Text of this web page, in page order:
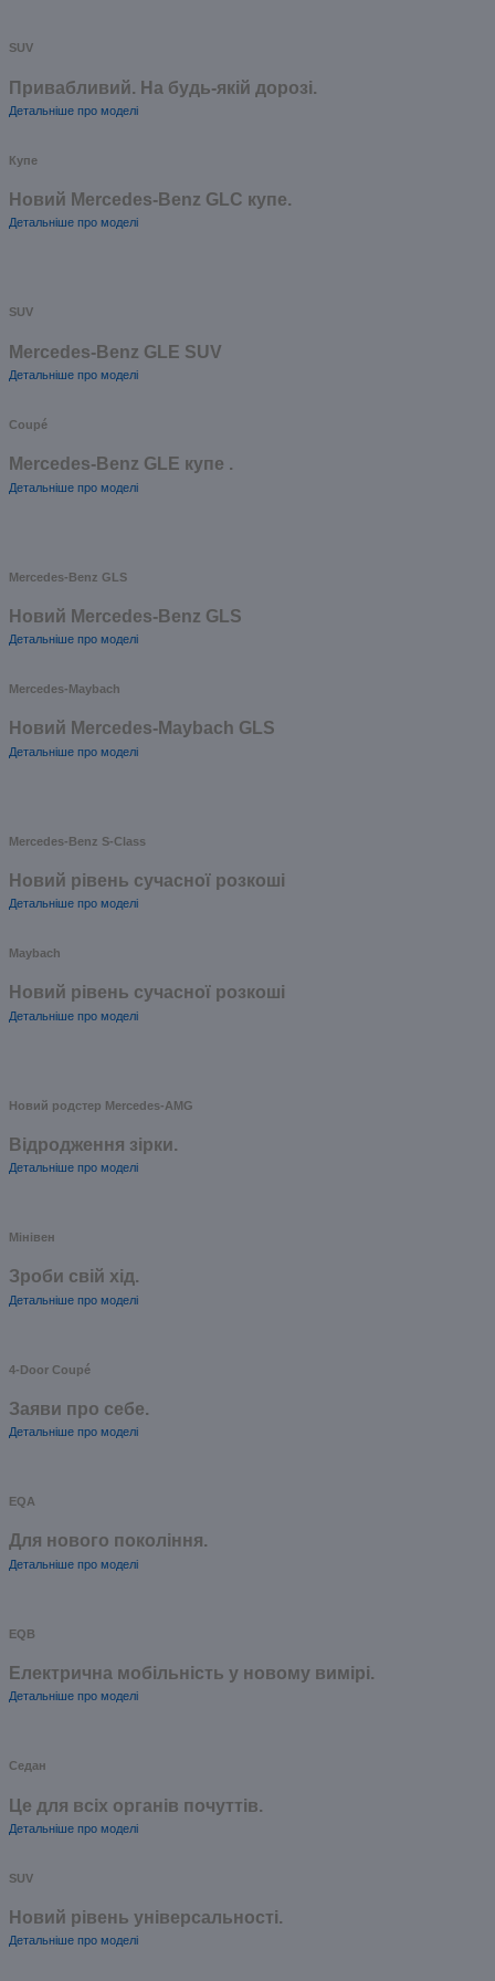
SUV
Привабливий. На будь-якій дорозі.
Детальніше про моделі
Купе
Новий Mercedes-Benz GLС купе.
Детальніше про моделі
SUV
Mercedes-Benz GLE SUV
Детальніше про моделі
Coupé
Mercedes-Benz GLE купе .
Детальніше про моделі
Mercedes-Benz GLS
Новий Mercedes-Benz GLS
Детальніше про моделі
Mercedes-Maybach
Новий Mercedes-Maybach GLS
Детальніше про моделі
Mercedes-Benz S-Class
Новий рівень сучасної розкоші
Детальніше про моделі
Maybach
Новий рівень сучасної розкоші
Детальніше про моделі
Новий родстер Mercedes-AMG
Відродження зірки.
Детальніше про моделі
Мінівен
Зроби свій хід.
Детальніше про моделі
4-Door Coupé
Заяви про себе.
Детальніше про моделі
EQA
Для нового покоління.
Детальніше про моделі
EQB
Електрична мобільність у новому вимірі.
Детальніше про моделі
Седан
Це для всіх органів почуттів.
Детальніше про моделі
SUV
Новий рівень універсальності.
Детальніше про моделі